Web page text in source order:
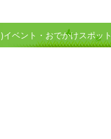
ベント・おでかけスポット